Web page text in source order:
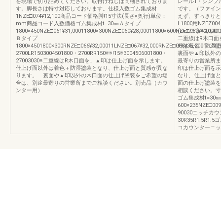
す。脚長さは特寸対応しております。仕様入数ゴム集成材
1NZE□074¥12,100商品コード価格脚!15寸法(長さ×奥行)単位：
mm商品コード入数価格ゴム集成材t=30㎜Ａタイプ
Ｂタイプ
2700LR1503004501800・2700RR150※※!15※3004506001800・
27003030※二重線はR木口面を、▲印は仕上げ面を示します。
仕上げ面以外は着色＋防湿塗装となり、仕上げ面と質感が異な
ります。 裏面や▲印以外の木口面の仕上げ塗装をご希望の場
合は、別途最寄りの営業所までご相談ください。別売品（カウ
ンター用）
です。（ファイ
えず、すっきり
L1800用
(L=1791)￥
二重線はR木口
外は着色＋防湿
裏面や▲印以外
最寄りの営業所
印は仕上げ面を
なり、仕上げ面
面の仕上げ塗装
相談ください。
ゴム集成材t=30
90030ニッチカ
30R35R1.5R1.5
コカウンターニ